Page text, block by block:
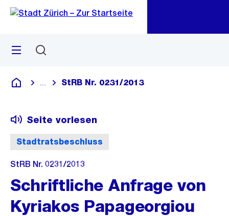
Navigation
Sprunglink
Menü
Deutsch
Blende alle Breadcrumbs ein
StRB Nr. 0231/2013
Stadtratsbeschluss
Seite vorlesen
StRB Nr. 0231/2013
Schriftliche Anfrage von
Kyriakos Papageorgiou